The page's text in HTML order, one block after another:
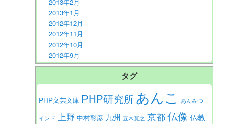
2013年1月
2012年12月
2012年11月
2012年10月
2012年9月
タグ
PHP文芸文庫 PHP研究所あんこ あんみつ
インド 上野 中村彰彦 九州 五木寛之 京都仏像 仏教